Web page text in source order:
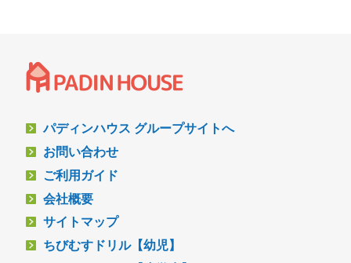
パディンハウス グループサイトへ
お問い合わせ
ご利用ガイド
会社概要
サイトマップ
ちびむすドリル【幼児】